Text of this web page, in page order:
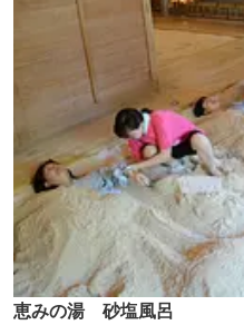
恵みの湯 砂塩風呂